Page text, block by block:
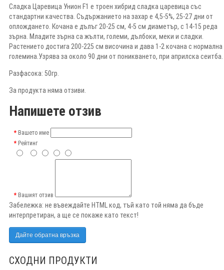
Сладка Царевица Унион F1 е троен хибрид сладка царевица със
стандартни качества. Съдържанието на захар е 4,5-5%, 25-27 дни от
оплождането. Кочана е дълъг 20-25 см, 4-5 см диаметър, с 14-15 реда
зърна. Младите зърна са жълти, големи, дълбоки, меки и сладки.
Растението достига 200-225 см височина и дава 1-2 кочана с нормална
големина.Узрява за около 90 дни от поникването, при априлска сеитба.
Разфасока: 50гр.
За продукта няма отзиви.
Напишете отзив
Вашето име
Рейтинг
Вашият отзив
Забележка: не въвеждайте HTML код, тъй като той няма да бъде
интерпретиран, а ще се покаже като текст!
Дайте обратна връзка
СХОДНИ ПРОДУКТИ